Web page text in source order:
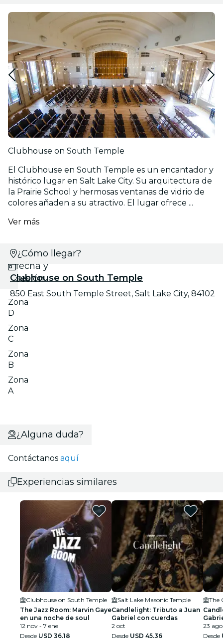
Clubhouse on South Temple
El Clubhouse en South Temple es un encantador y
histórico lugar en Salt Lake City. Su arquitectura de
la Prairie School y hermosas ventanas de vidrio de
colores añaden a su atractivo. El lugar ofrece ...
Ver más
Selecciona
fecha y
sesión
Zona
D
Zona
C
Zona
B
Zona
A
¿Cómo llegar?
Clubhouse on South Temple
850 East South Temple Street, Salt Lake City, 84102
¿Alguna duda?
Contáctanos aquí
Experiencias similares
Clubhouse on South Temple
The Jazz Room: Marvin Gaye
en una noche de soul
12 nov - 7 ene
Desde USD 36.18
Salt Lake Masonic Temple
Candlelight: Tributo a Juan
Gabriel con cuerdas
2 oct
Desde USD 45.36
The
23
Desde